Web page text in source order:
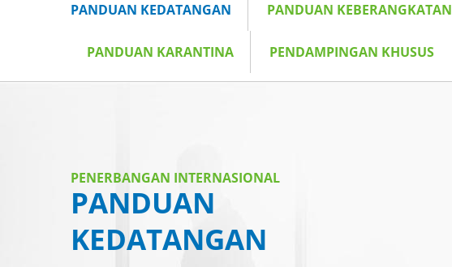
PANDUAN KEDATANGAN PANDUAN KEBERANGKATAN
PANDUAN KARANTINA PENDAMPINGAN KHUSUS
PENERBANGAN INTERNASIONAL
PANDUAN
KEDATANGAN